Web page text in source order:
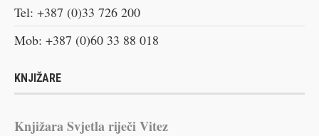
Tel: +387 (0)33 726 200
Mob: +387 (0)60 33 88 018
KNJIŽARE
Knjižara Svjetla riječi Vitez